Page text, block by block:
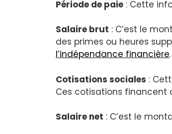
Période de paie : Cette
Salaire brut : C’est le
des primes ou heures
l’indépendance financière.
Cotisations sociales :
Ces cotisations financent
Salaire net : C’est le